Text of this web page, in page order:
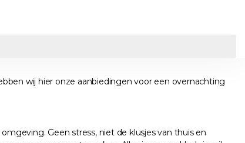
wij hier onze aanbiedingen voor een overnachting
Geen stress, niet de klusjes van thuis en